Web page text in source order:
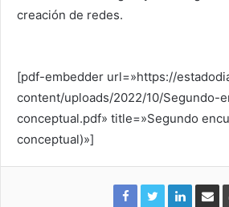
creación de redes.
[pdf-embedder url=»https://
content/uploads/2022/10/Segundo-
conceptual.pdf» title=»Segundo
conceptual)»]